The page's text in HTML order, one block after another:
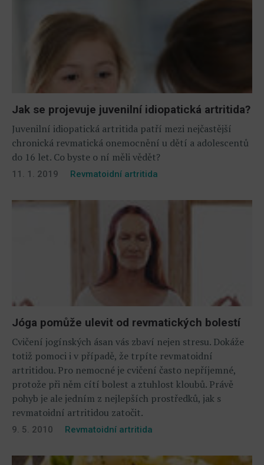
Jak se projevuje juvenilní idiopatická artritida?
Juvenilní idiopatická artritida patří mezi nejčastější
chronická revmatická onemocnění u dětí a adolescentů
do 16 let. Co byste o ní měli vědět?
11. 1. 2019 Revmatoidní artritida
Jóga pomůže ulevit od revmatických bolestí
Cvičení jogínských ásan vás zbaví nejen stresu. Dokáže
totiž pomoci i v případě, že trpíte revmatoidní
artritidou. Pro nemocné je cvičení často nepříjemné,
protože při něm cítí bolest a ztuhlost kloubů. Právě
pohyb je ale jedním z nejlepších prostředků, jak s
revmatoidní artritidou zatočit.
9. 5. 2010 Revmatoidní artritida